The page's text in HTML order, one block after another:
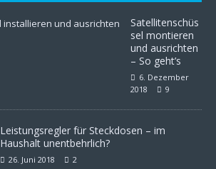
Satellitenschüs
sel montieren
und ausrichten
– So geht’s
6. Dezember
2018
9
Leistungsregler für Steckdosen – im
Haushalt unentbehrlich?
26. Juni 2018 2